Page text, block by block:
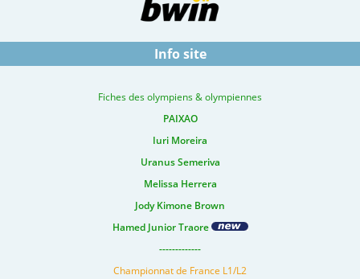
Info site
Fiches des olympiens & olympiennes
PAIXAO
Iuri Moreira
Uranus Semeriva
Melissa Herrera
Jody Kimone Brown
Hamed Junior Traore
-------------
Championnat de France L1/L2